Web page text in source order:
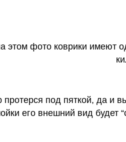
этом фото коврики имеют
протерся под пяткой, да и
его внешний вид будет